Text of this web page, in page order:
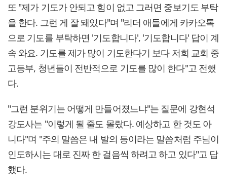
또 "제가 기도가 안되고 힘이 없고 그러면 중보기도 부탁
을 한다. 그런 게 잘 돼있다"며 "리더 애들에게 카카오톡
으로 기도를 부탁하면 '기도합니다', '기도합니다' 답이 계
속 와요. 기도를 제가 많이 기도한다기 보다 저희 교회 중
고등부, 청년들이 전반적으로 기도를 많이 한다"고 전했
다.
"그런 분위기는 어떻게 만들어졌느냐"는 질문에 강현석
강도사는 "이렇게 될 줄도 몰랐다. 예상하고 한 것도 아
니다"며 "주의 말씀은 내 발의 등이라는 말씀처럼 주님이
인도하시는 대로 진짜 한 걸음씩 하려고 하고 있다"고 답
했다.